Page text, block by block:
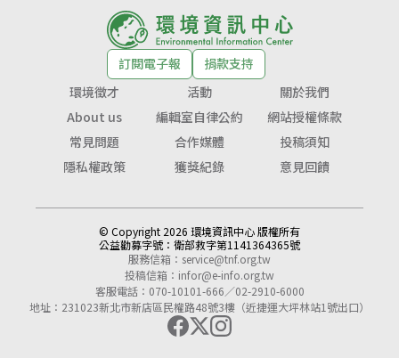
訂閱電子報
捐款支持
環境徵才
活動
關於我們
About us
編輯室自律公約
網站授權條款
常見問題
合作媒體
投稿須知
隱私權政策
獲獎紀錄 意見回饋
© Copyright 2026 環境資訊中心 版權所有
公益勸募字號： 衛部救字第1141364365號
服務信箱： service@tnf.org.tw
投稿信箱： infor@e-info.org.tw
客服電話：070-10101-666／02-2910-6000
地址：231023新北市新店區民權路48號3樓（近捷運大坪林站1號出口）